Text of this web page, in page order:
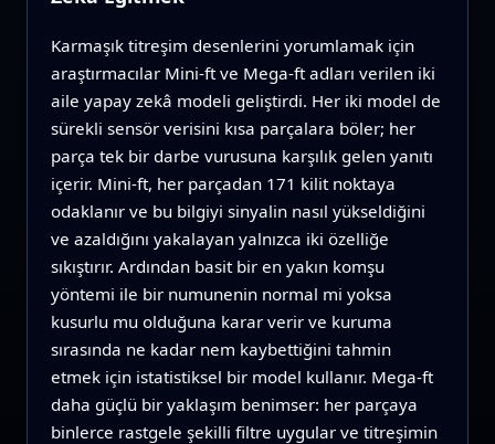
Karmaşık titreşim desenlerini yorumlamak için
araştırmacılar Mini-ft ve Mega-ft adları verilen iki
aile yapay zekâ modeli geliştirdi. Her iki model de
sürekli sensör verisini kısa parçalara böler; her
parça tek bir darbe vurusuna karşılık gelen yanıtı
içerir. Mini-ft, her parçadan 171 kilit noktaya
odaklanır ve bu bilgiyi sinyalin nasıl yükseldiğini
ve azaldığını yakalayan yalnızca iki özelliğe
sıkıştırır. Ardından basit bir en yakın komşu
yöntemi ile bir numunenin normal mi yoksa
kusurlu mu olduğuna karar verir ve kuruma
sırasında ne kadar nem kaybettiğini tahmin
etmek için istatistiksel bir model kullanır. Mega-ft
daha güçlü bir yaklaşım benimser: her parçaya
binlerce rastgele şekilli filtre uygular ve titreşimin